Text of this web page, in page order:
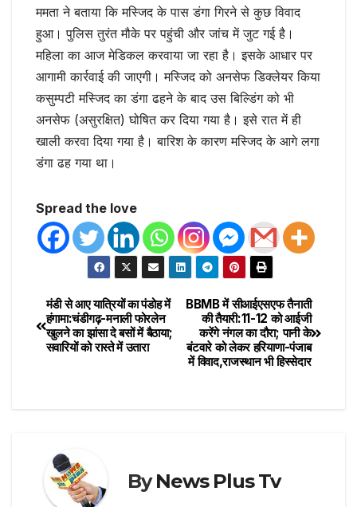
ममता ने बताया कि मस्जिद के पास डंगा गिरने से कुछ विवाद
हुआ। पुलिस तुरंत मौके पर पहुंची और जांच में जुट गई है।
महिला का आज मेडिकल करवाया जा रहा है। इसके आधार पर
आगामी कार्रवाई की जाएगी। मस्जिद को अनसेफ डिक्लेयर किया
कसुम्पटी मस्जिद का डंगा ढहने के बाद उस बिल्डिंग को भी
अनसेफ (असुरक्षित) घोषित कर दिया गया है। इसे रात में ही
खाली करवा दिया गया है। बारिश के कारण मस्जिद के आगे लगा
डंगा ढह गया था।
Spread the love
BBMB में सीआईएसएफ तैनाती
की तैयारी:11-12 को आईजी
करेंगे नंगल का दौरा; पानी के
बंटवारे को लेकर हरियाणा-पंजाब
में विवाद,राजस्थान भी हिस्सेदार
मंडी से आए यात्रियों का पंडोह में
हंगामा:चंडीगढ़-मनाली फोरलेन
खुलने का झांसा दे बसों में बैठाया;
सवारियों को रास्ते में उतारा
ByNews Plus Tv